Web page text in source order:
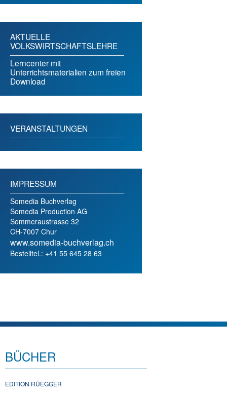
AKTUELLE
VOLKSWIRTSCHAFTSLEHRE
Lerncenter mit
Unterrichtsmaterialien zum freien
Download
VERANSTALTUNGEN
IMPRESSUM
Somedia Buchverlag
Somedia Production AG
Sommeraustrasse 32
CH-7007 Chur
www.somedia-buchverlag.ch
Bestelltel.: +41 55 645 28 63
BÜCHER
EDITION RÜEGGER